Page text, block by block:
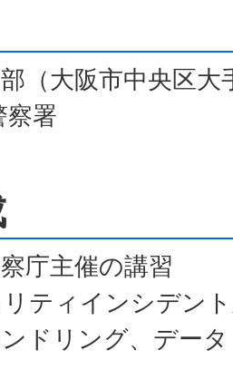
（大阪市中央区大
察署
庁主催の講習
リティインシデン
ドリング、デー